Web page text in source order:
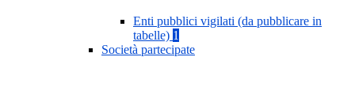
Enti pubblici vigilati (da pubblicare in
tabelle) 1
Società partecipate